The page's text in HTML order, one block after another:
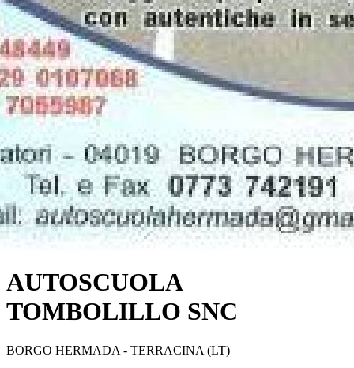
AUTOSCUOLA
TOMBOLILLO SNC
BORGO HERMADA - TERRACINA (LT)